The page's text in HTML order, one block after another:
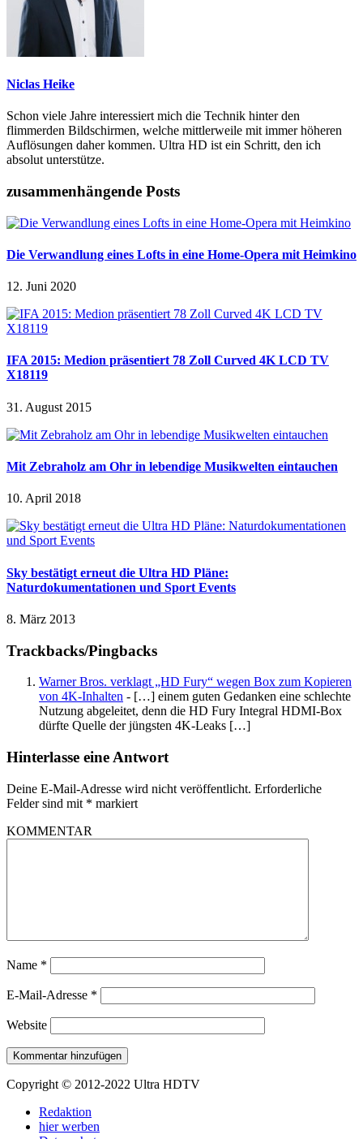
Niclas Heike
Schon viele Jahre interessiert mich die Technik hinter den
flimmerden Bildschirmen, welche mittlerweile mit immer höheren
Auflösungen daher kommen. Ultra HD ist ein Schritt, den ich
absolut unterstütze.
zusammenhängende Posts
Die Verwandlung eines Lofts in eine Home-Opera mit Heimkino
12. Juni 2020
IFA 2015: Medion präsentiert 78 Zoll Curved 4K LCD TV
X18119
31. August 2015
Mit Zebraholz am Ohr in lebendige Musikwelten eintauchen
10. April 2018
Sky bestätigt erneut die Ultra HD Pläne:
Naturdokumentationen und Sport Events
8. März 2013
Trackbacks/Pingbacks
Warner Bros. verklagt „HD Fury“ wegen Box zum Kopieren
von 4K-Inhalten - […] einem guten Gedanken eine schlechte
Nutzung abgeleitet, denn die HD Fury Integral HDMI-Box
dürfte Quelle der jüngsten 4K-Leaks […]
Hinterlasse eine Antwort
Deine E-Mail-Adresse wird nicht veröffentlicht. Erforderliche
Felder sind mit * markiert
KOMMENTAR
Name *
E-Mail-Adresse *
Website
Copyright © 2012-2022 Ultra HDTV
Redaktion
hier werben